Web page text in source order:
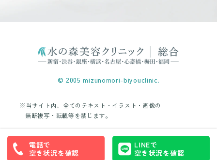
© 2005 mizunomori-biyouclinic.
※当サイト内、全てのテキスト・イラスト・画像の
無断複写・転載等を禁じます。
電話で
空き状況を確認
LINEで
空き状況を確認